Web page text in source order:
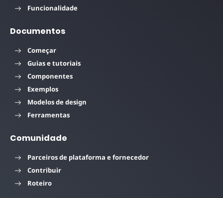
Funcionalidade
Documentos
Começar
Guias e tutoriais
Componentes
Exemplos
Modelos de design
Ferramentas
Comunidade
Parceiros de plataforma e fornecedor
Contribuir
Roteiro